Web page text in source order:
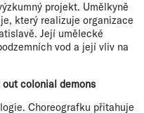
projekt. Umělkyně
který realizuje organizace
Její umělecké
vod a její vliv na
colonial demons
Choreografku přitahuje